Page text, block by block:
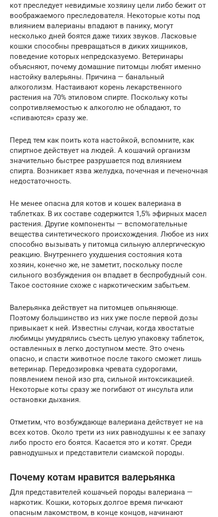
кот преследует невидимые хозяину цели либо бежит от
воображаемого преследователя. Некоторые коты под
влиянием валерианы впадают в панику, могут
несколько дней боятся даже тихих звуков. Ласковые
кошки способны превращаться в диких хищников,
поведение которых непредсказуемо. Ветеринары
объясняют, почему домашние питомцы любят именно
настойку валерьяны. Причина — банальный
алкоголизм. Настаивают корень лекарственного
растения на 70% этиловом спирте. Поскольку коты
сопротивляемостью к алкоголю не обладают, то
«спиваются» сразу же.
Перед тем как поить кота настойкой, вспомните, как
спиртное действует на людей. А кошачий организм
значительно быстрее разрушается под влиянием
спирта. Возникает язва желудка, почечная и печеночная
недостаточность.
Не менее опасна для котов и кошек валериана в
таблетках. В их составе содержится 1,5% эфирных масел
растения. Другие компоненты — вспомогательные
вещества синтетического происхождения. Любое из них
способно вызывать у питомца сильную аллергическую
реакцию. Внутреннего ухудшения состояния кота
хозяин, конечно же, не заметит, поскольку после
сильного возбуждения он впадает в беспробудный сон.
Такое состояние схоже с наркотическим забытьем.
Валерьянка действует на питомцев опьяняюще.
Поэтому большинство из них уже после первой дозы
привыкает к ней. Известны случаи, когда хвостатые
любимцы умудрялись съесть целую упаковку таблеток,
оставленных в легко доступном месте. Это очень
опасно, и спасти животное после такого сможет лишь
ветеринар. Передозировка чревата судорогами,
появлением пеной изо рта, сильной интоксикацией.
Некоторые коты сразу же погибают от инсульта или
остановки дыхания.
Отметим, что возбуждающе валериана действует не на
всех котов. Около трети из них равнодушны к ее запаху
либо просто его боятся. Касается это и котят. Среди
равнодушных и представители сиамской породы.
Почему котам нравится валерьянка
Для представителей кошачьей породы валериана —
наркотик. Кошки, которых долгое время пичкают
опасным лакомством, в конце концов, начинают